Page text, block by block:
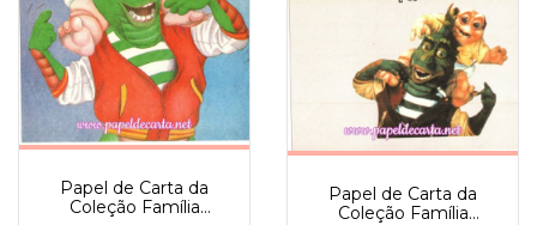
Papel de Carta da
Coleção Família
Papel de Carta da
Coleção Família